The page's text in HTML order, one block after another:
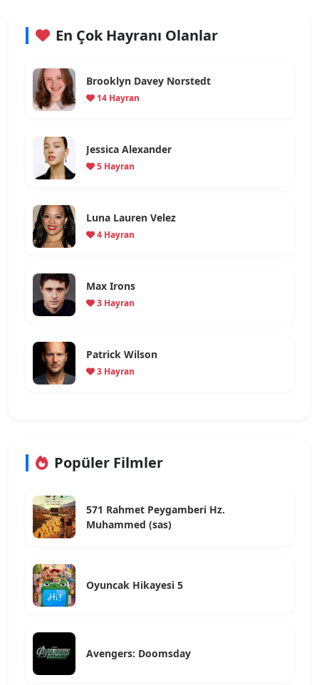
En Çok Hayranı Olanlar
Brooklyn Davey Norstedt
14 Hayran
Jessica Alexander
5 Hayran
Luna Lauren Velez
4 Hayran
Max Irons
3 Hayran
Patrick Wilson
3 Hayran
Popüler Filmler
571 Rahmet Peygamberi Hz.
Muhammed (sas)
Oyuncak Hikayesi 5
Avengers: Doomsday